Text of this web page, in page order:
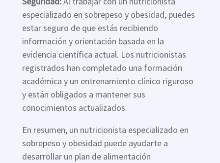
especializado en sobrepeso y obesidad, puedes
estar seguro de que estás recibiendo
información y orientación basada en la
evidencia científica actual. Los nutricionistas
registrados han completado una formación
académica y un entrenamiento clínico riguroso
y están obligados a mantener sus
conocimientos actualizados.
En resumen, un nutricionista especializado en
sobrepeso y obesidad puede ayudarte a
desarrollar un plan de alimentación